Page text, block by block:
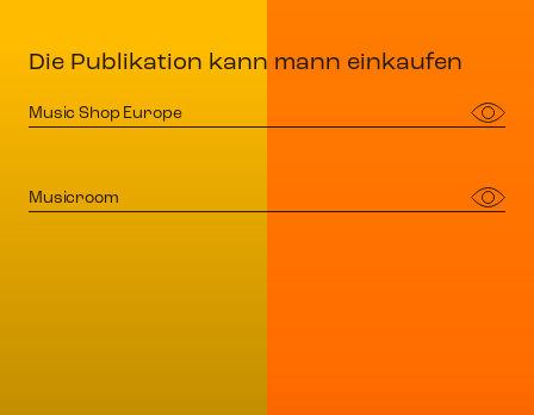
Die Publikation kann mann einkaufen
Music Shop Europe
Musicroom